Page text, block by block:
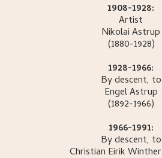
1908-1928:
Artist
NikolaiAstrup
(1880-1928)
1928-1966:
By descent, to
EngelAstrup
(1892-1966)
1966-1991:
By descent, to
Christian Eirik Winther